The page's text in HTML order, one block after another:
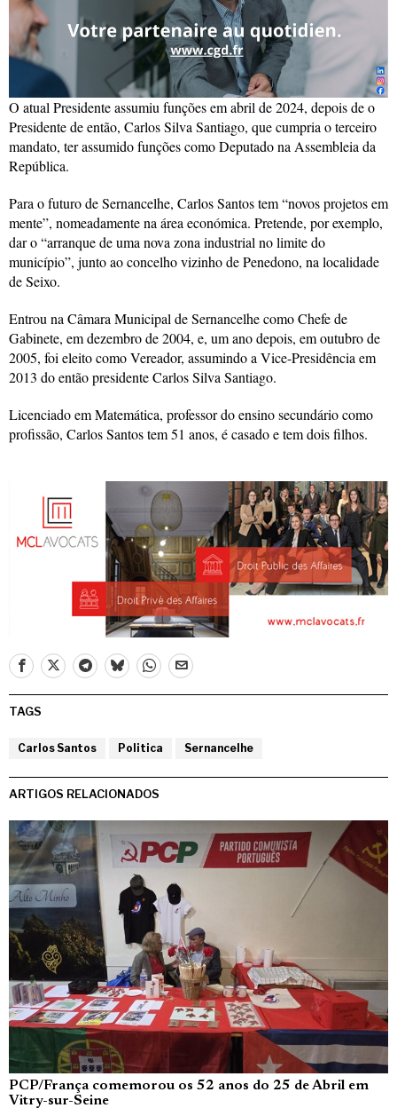
O atual Presidente assumiu funções em abril de 2024, depois de o
Presidente de então, Carlos Silva Santiago, que cumpria o terceiro
mandato, ter assumido funções como Deputado na Assembleia da
República.
Para o futuro de Sernancelhe, Carlos Santos tem “novos projetos em
mente”, nomeadamente na área económica. Pretende, por exemplo,
dar o “arranque de uma nova zona industrial no limite do
município”, junto ao concelho vizinho de Penedono, na localidade
de Seixo.
Entrou na Câmara Municipal de Sernancelhe como Chefe de
Gabinete, em dezembro de 2004, e, um ano depois, em outubro de
2005, foi eleito como Vereador, assumindo a Vice-Presidência em
2013 do então presidente Carlos Silva Santiago.
Licenciado em Matemática, professor do ensino secundário como
profissão, Carlos Santos tem 51 anos, é casado e tem dois filhos.
TAGS
Carlos Santos Politica Sernancelhe
ARTIGOS RELACIONADOS
PCP/França comemorou os 52 anos do 25 de Abril em
Vitry-sur-Seine